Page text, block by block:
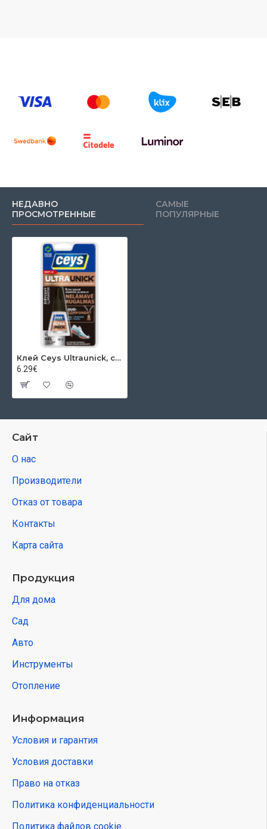
НЕДАВНО
ПРОСМОТРЕННЫЕ
САМЫЕ
ПОПУЛЯРНЫЕ
Клей Ceys Ultraunick, секунды, 5 г, кисть
6.29€
Сайт
О нас
Производители
Отказ от товара
Контакты
Карта сайта
Продукция
Для дома
Сад
Авто
Инструменты
Отопление
Информация
Условия и гарантия
Условия доставки
Право на отказ
Политика конфиденциальности
Политика файлов cookie